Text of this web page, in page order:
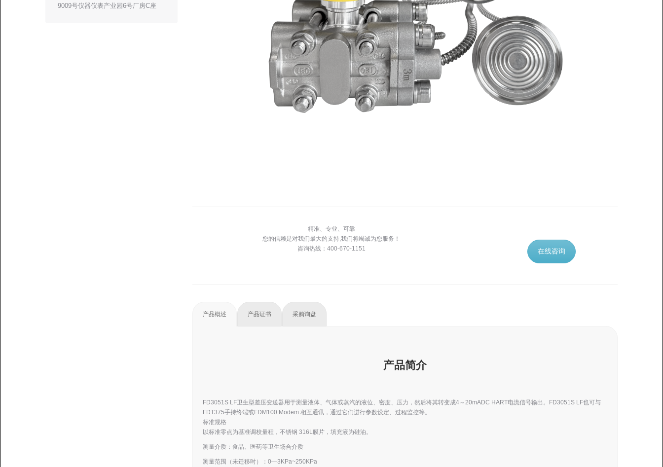
9009号仪器仪表产业园6号厂房C座
精准、专业、可靠
您的信赖是对我们最大的支持,我们将竭诚为您服务！
咨询热线：400-670-1151
在线咨询
产品概述 产品证书 采购询盘
产品简介
FD3051S LF卫生型差压变送器用于测量液体、气体或蒸汽的液位、密度、压力，然后将其转变成4～20mADC HART电流信号输出。FD3051S LF也可与
FDT375手持终端或FDM100 Modem 相互通讯，通过它们进行参数设定、过程监控等。
标准规格
以标准零点为基准调校量程，不锈钢 316L膜片，填充液为硅油。
测量介质：食品、医药等卫生场合介质
测量范围（未迁移时）：0—3KPa~250KPa